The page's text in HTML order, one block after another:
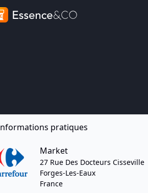
pratiques
Market
27 Rue Des Docteurs Cisseville
Forges-Les-Eaux
France